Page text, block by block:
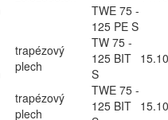
TWE 75 -
125 PE S
trapézový
plech
TW 75 -
125 BIT
S
trapézový
plech
TWE 75 -
125 BIT